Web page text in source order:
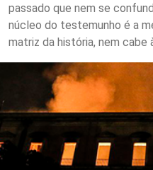
passado que nem se
núcleo do testemunho é a
matriz da história, nem cabe